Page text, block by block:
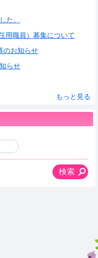
た。
用職員）募集について
のお知らせ
らせ
もっと見る